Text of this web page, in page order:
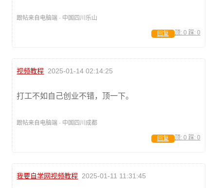
跟帖来自电脑端 · 中国四川乐山
顶: 0 踩: 0
回复
视频教程 2025-01-14 02:14:25
打工不如自己创业不错，顶一下。
跟帖来自电脑端 · 中国四川成都
顶: 0 踩: 0
回复
我要自学网视频教程 2025-01-11 11:31:45